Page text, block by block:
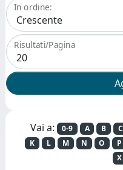
In ordine:
Risultati/Pagina
Vai a: 0-9 A B C
K
L M N O P
X